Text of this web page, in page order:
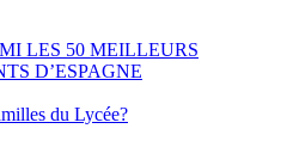
LES 50 MEILLEURS
D’ESPAGNE
du Lycée?